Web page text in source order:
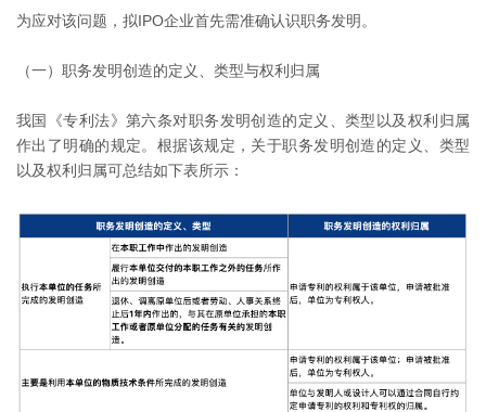
为应对该问题，拟IPO企业首先需准确认识职务发明。
（一）职务发明创造的定义、类型与权利归属
我国《专利法》第六条对职务发明创造的定义、类型以及权利归属
作出了明确的规定。根据该规定，关于职务发明创造的定义、类型
以及权利归属可总结如下表所示：